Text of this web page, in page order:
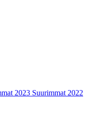
2023 Suurimmat 2022